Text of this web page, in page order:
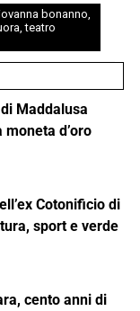
bonanno,
,teatro
Maddalusa
d’oro
Cotonificio di
sport e verde
cento anni di